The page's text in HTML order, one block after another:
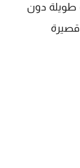
طويلة دون